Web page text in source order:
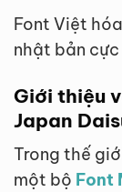
Font Việt
nhật bản
Giới thiệu
Japan
Trong thế
một bộ Font